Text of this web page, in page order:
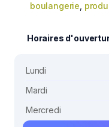
boulangerie
Horaires
Lundi
Mardi
Mercredi